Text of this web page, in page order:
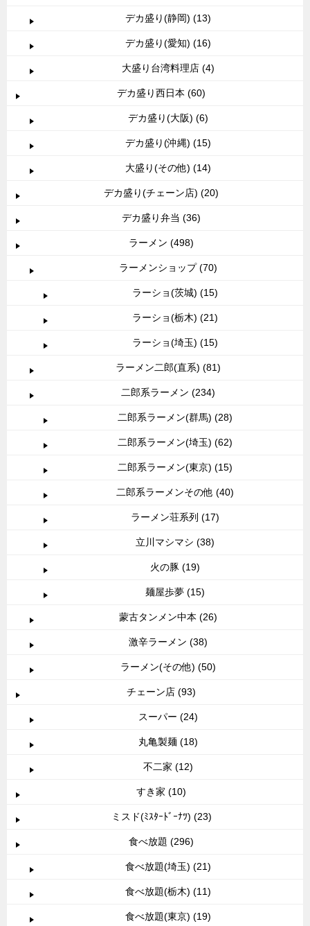
デカ盛り(静岡) (13)
デカ盛り(愛知) (16)
大盛り台湾料理店 (4)
デカ盛り西日本 (60)
デカ盛り(大阪) (6)
デカ盛り(沖縄) (15)
大盛り(その他) (14)
デカ盛り(チェーン店) (20)
デカ盛り弁当 (36)
ラーメン (498)
ラーメンショップ (70)
ラーショ(茨城) (15)
ラーショ(栃木) (21)
ラーショ(埼玉) (15)
ラーメン二郎(直系) (81)
二郎系ラーメン (234)
二郎系ラーメン(群馬) (28)
二郎系ラーメン(埼玉) (62)
二郎系ラーメン(東京) (15)
二郎系ラーメンその他 (40)
ラーメン荘系列 (17)
立川マシマシ (38)
火の豚 (19)
麺屋歩夢 (15)
蒙古タンメン中本 (26)
激辛ラーメン (38)
ラーメン(その他) (50)
チェーン店 (93)
スーパー (24)
丸亀製麺 (18)
不二家 (12)
すき家 (10)
ミスド(ﾐｽﾀｰﾄﾞｰﾅﾂ) (23)
食べ放題 (296)
食べ放題(埼玉) (21)
食べ放題(栃木) (11)
食べ放題(東京) (19)